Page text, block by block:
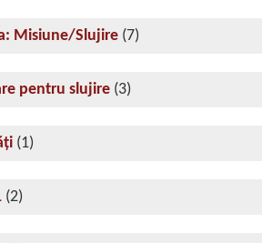
Misiune/Slujire (7)
pentru slujire (3)
(1)
(2)